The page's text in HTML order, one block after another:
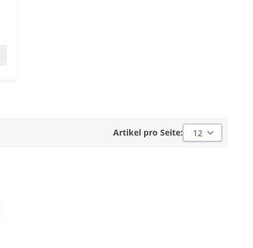
Artikel pro Seite: Artikel pro Seite: